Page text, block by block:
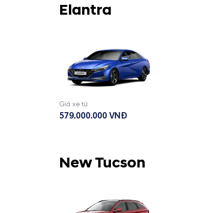
Elantra
Giá xe từ
579.000.000 VNĐ
New Tucson